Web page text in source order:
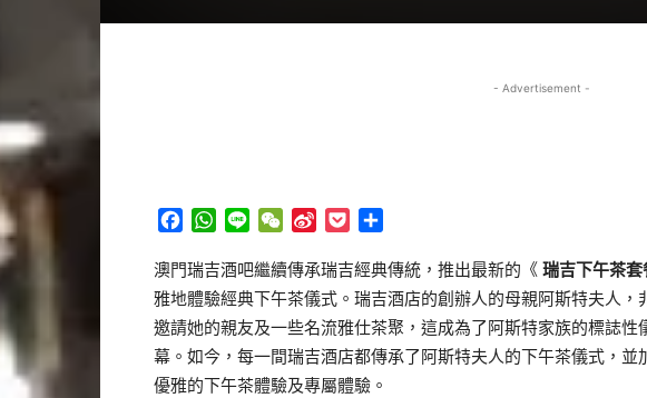
- Advertisement -
Facebook
WhatsApp
Line WeChat
Sina
Pocket
澳門瑞吉酒吧繼續傳承瑞吉經典傳統，推出最新的《 瑞吉下午茶套
雅地體驗經典下午茶儀式。瑞吉酒店的創辦人的母親阿斯特夫人
邀請她的親友及一些名流雅仕茶聚，這成為了阿斯特家族的標誌
幕。如今，每一間瑞吉酒店都傳承了阿斯特夫人的下午茶儀式，
優雅的下午茶體驗及專屬體驗。